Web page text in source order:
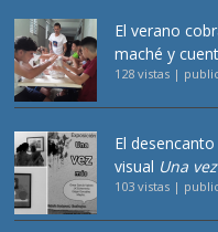
El verano
maché y
128 vistas |
El
visual Una
103 vistas |